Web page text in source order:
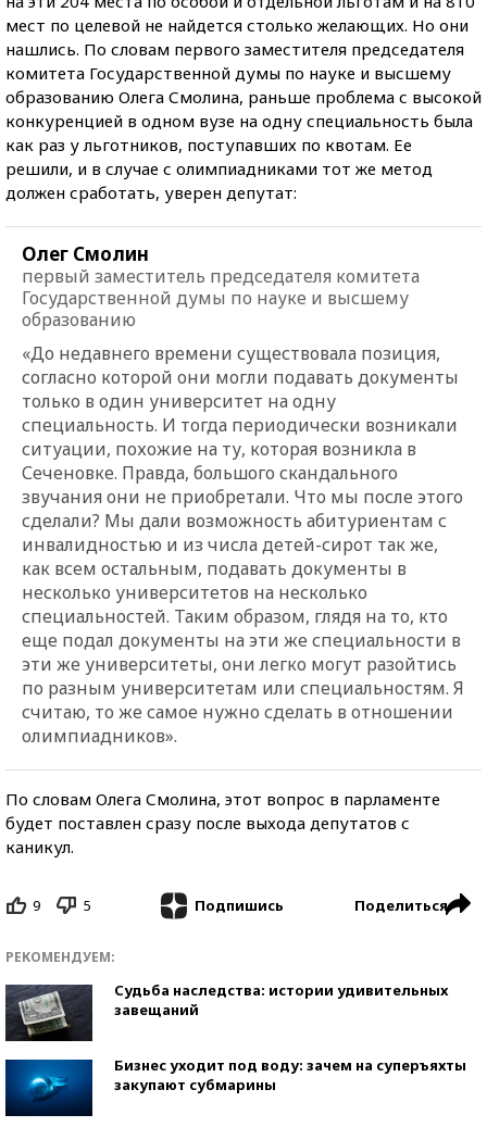
мест по целевой не найдется столько желающих. Но они
нашлись. По словам первого заместителя председателя
комитета Государственной думы по науке и высшему
образованию Олега Смолина, раньше проблема с высокой
конкуренцией в одном вузе на одну специальность была
как раз у льготников, поступавших по квотам. Ее
решили, и в случае с олимпиадниками тот же метод
должен сработать, уверен депутат:
Олег Смолин
первый заместитель председателя комитета
Государственной думы по науке и высшему
образованию
«До недавнего времени существовала позиция,
согласно которой они могли подавать документы
только в один университет на одну
специальность. И тогда периодически возникали
ситуации, похожие на ту, которая возникла в
Сеченовке. Правда, большого скандального
звучания они не приобретали. Что мы после этого
сделали? Мы дали возможность абитуриентам с
инвалидностью и из числа детей-сирот так же,
как всем остальным, подавать документы в
несколько университетов на несколько
специальностей. Таким образом, глядя на то, кто
еще подал документы на эти же специальности в
эти же университеты, они легко могут разойтись
по разным университетам или специальностям. Я
считаю, то же самое нужно сделать в отношении
олимпиадников».
По словам Олега Смолина, этот вопрос в парламенте
будет поставлен сразу после выхода депутатов с
каникул.
9 5 Подпишись Поделиться
РЕКОМЕНДУЕМ:
Судьба наследства: истории удивительных
завещаний
Бизнес уходит под воду: зачем на суперъяхты
закупают субмарины